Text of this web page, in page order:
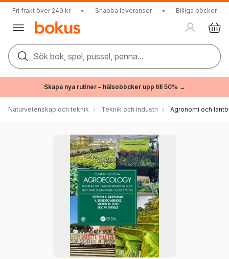
Fri frakt över 249 kr • Snabba leveranser • Billiga böcker
Sök bok, spel, pussel, penna...
Skapa nya rutiner – hälsoböcker upp till 50% →
Naturvetenskap och teknik Teknik och industri Agronomi och